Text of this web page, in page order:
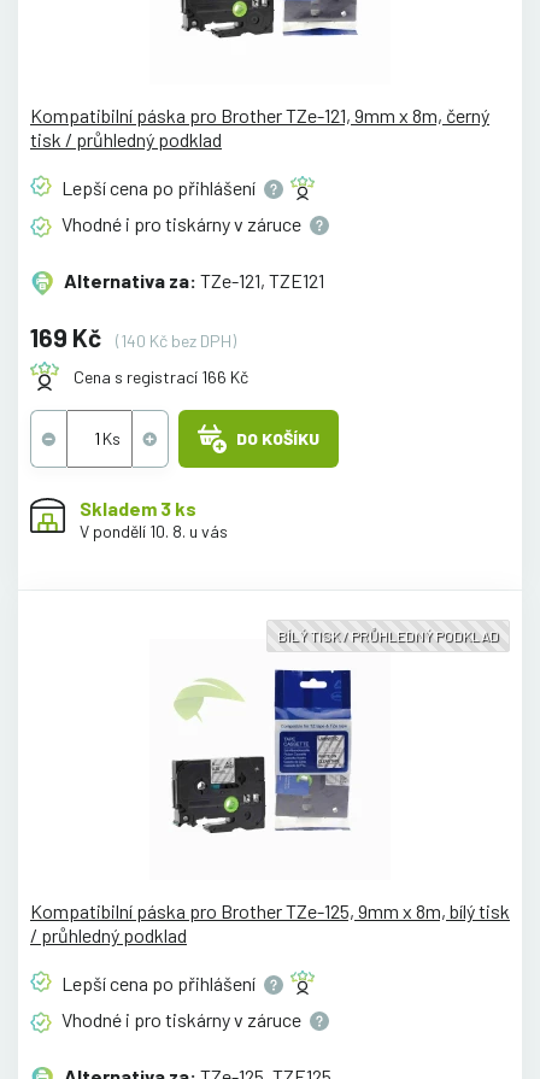
Kompatibilní páska pro Brother TZe-121, 9mm x 8m, černý
tisk / průhledný podklad
Lepší cena po přihlášení
Vhodné i pro tiskárny v záruce
Alternativa za: TZe-121, TZE121
169 Kč
(140 Kč bez DPH)
Cena s registrací 166 Kč
DO KOŠÍKU
Skladem 3 ks
V pondělí 10. 8. u vás
BÍLÝ TISK / PRŮHLEDNÝ PODKLAD
Kompatibilní páska pro Brother TZe-125, 9mm x 8m, bílý tisk
/ průhledný podklad
Lepší cena po přihlášení
Vhodné i pro tiskárny v záruce